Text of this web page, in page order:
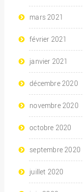
mars 2021
février 2021
janvier 2021
décembre 2020
novembre 2020
octobre 2020
septembre 2020
juillet 2020